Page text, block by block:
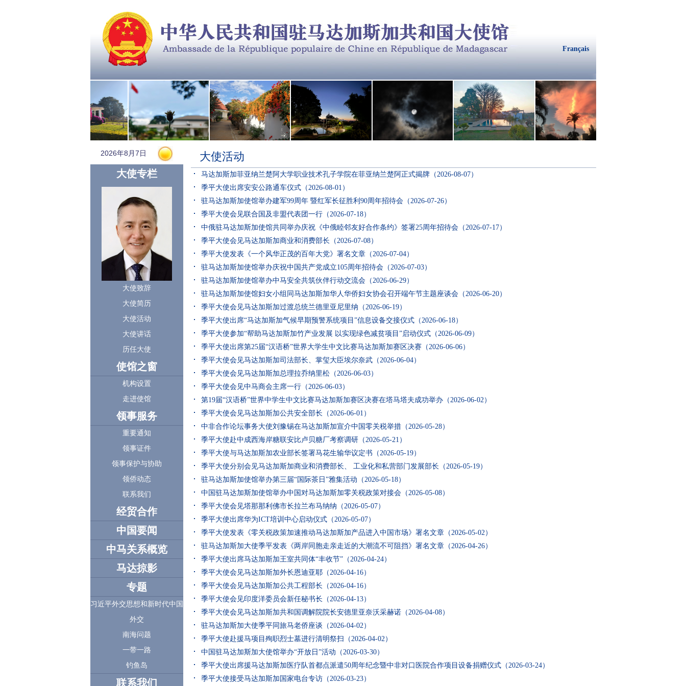
Français
2026年8月7日
大使专栏
大使致辞
大使简历
大使活动
大使讲话
历任大使
使馆之窗
机构设置
走进使馆
领事服务
重要通知
领事证件
领事保护与协助
领侨动态
联系我们
经贸合作
中国要闻
中马关系概览
马达掠影
专题
习近平外交思想和新时代中国
外交
南海问题
一带一路
钓鱼岛
联系我们
大使活动
马达加斯加菲亚纳兰楚阿大学职业技术孔子学院在菲亚纳兰楚阿正式揭牌（2026-08-07）
季平大使出席安安公路通车仪式（2026-08-01）
驻马达加斯加使馆举办建军99周年 暨红军长征胜利90周年招待会（2026-07-26）
季平大使会见联合国及非盟代表团一行（2026-07-18）
中俄驻马达加斯加使馆共同举办庆祝《中俄睦邻友好合作条约》签署25周年招待会（2026-07-17）
季平大使会见马达加斯加商业和消费部长 （2026-07-08）
季平大使发表《一个风华正茂的百年大党》署名文章（2026-07-04）
驻马达加斯加使馆举办庆祝中国共产党成立105周年招待会（2026-07-03）
驻马达加斯加使馆举办中马安全共筑伙伴行动交流会（2026-06-29）
驻马达加斯加使馆妇女小组同马达加斯加华人华侨妇女协会召开端午节主题座谈会（2026-06-20）
季平大使会见马达加斯加过渡总统兰德里亚尼里纳 （2026-06-19）
季平大使出席“马达加斯加气候早期预警系统项目”信息设备交接仪式（2026-06-18）
季平大使参加“帮助马达加斯加竹产业发展 以实现绿色减贫项目”启动仪式（2026-06-09）
季平大使出席第25届“汉语桥”世界大学生中文比赛马达加斯加赛区决赛（2026-06-06）
季平大使会见马达加斯加司法部长、掌玺大臣埃尔奈武（2026-06-04）
季平大使会见马达加斯加总理拉乔纳里松（2026-06-03）
季平大使会见中马商会主席一行（2026-06-03）
第19届“汉语桥”世界中学生中文比赛马达加斯加赛区决赛在塔马塔夫成功举办（2026-06-02）
季平大使会见马达加斯加公共安全部长 （2026-06-01）
中非合作论坛事务大使刘豫锡在马达加斯加宣介中国零关税举措（2026-05-28）
季平大使赴中成西海岸糖联安比卢贝糖厂考察调研（2026-05-21）
季平大使与马达加斯加农业部长签署马花生输华议定书 （2026-05-19）
季平大使分别会见马达加斯加商业和消费部长、 工业化和私营部门发展部长 （2026-05-19）
驻马达加斯加使馆举办第三届“国际茶日”雅集活动 （2026-05-18）
中国驻马达加斯加使馆举办中国对马达加斯加零关税政策对接会（2026-05-08）
季平大使会见塔那那利佛市长拉兰布马纳纳 （2026-05-07）
季平大使出席华为ICT培训中心启动仪式（2026-05-07）
季平大使发表《零关税政策加速推动马达加斯加产品进入中国市场》署名文章（2026-05-02）
驻马达加斯加大使季平发表《两岸同胞走亲走近的大潮流不可阻挡》署名文章（2026-04-26）
季平大使出席马达加斯加王室共同体“丰收节”（2026-04-24）
季平大使会见马达加斯加外长恩迪亚耶（2026-04-16）
季平大使会见马达加斯加公共工程部长 （2026-04-16）
季平大使会见印度洋委员会新任秘书长 （2026-04-13）
季平大使会见马达加斯加共和国调解院院长安德里亚奈沃采赫诺（2026-04-08）
驻马达加斯加大使季平同旅马老侨座谈 （2026-04-02）
季平大使赴援马项目殉职烈士墓进行清明祭扫 （2026-04-02）
中国驻马达加斯加大使馆举办“开放日”活动 （2026-03-30）
季平大使出席援马达加斯加医疗队首都点派遣50周年纪念暨中非对口医院合作项目设备捐赠仪式（2026-03-24）
季平大使接受马达加斯加国家电台专访（2026-03-23）